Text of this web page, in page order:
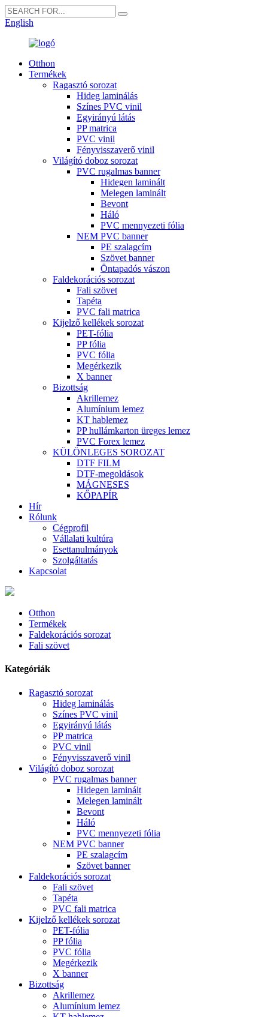
English
Otthon
Termékek
Ragasztó sorozat
Hideg laminálás
Színes PVC vinil
Egyirányú látás
PP matrica
PVC vinil
Fényvisszaverő vinil
Világító doboz sorozat
PVC rugalmas banner
Hidegen laminált
Melegen laminált
Bevont
Háló
PVC mennyezeti fólia
NEM PVC banner
PE szalagcím
Szövet banner
Öntapadós vászon
Faldekorációs sorozat
Fali szövet
Tapéta
PVC fali matrica
Kijelző kellékek sorozat
PET-fólia
PP fólia
PVC fólia
Megérkezik
X banner
Bizottság
Akrillemez
Alumínium lemez
KT hablemez
PP hullámkarton üreges lemez
PVC Forex lemez
KÜLÖNLEGES SOROZAT
DTF FILM
DTF-megoldások
MÁGNESES
KŐPAPÍR
Hír
Rólunk
Cégprofil
Vállalati kultúra
Esettanulmányok
Szolgáltatás
Kapcsolat
Otthon
Termékek
Faldekorációs sorozat
Fali szövet
Kategóriák
Ragasztó sorozat
Hideg laminálás
Színes PVC vinil
Egyirányú látás
PP matrica
PVC vinil
Fényvisszaverő vinil
Világító doboz sorozat
PVC rugalmas banner
Hidegen laminált
Melegen laminált
Bevont
Háló
PVC mennyezeti fólia
NEM PVC banner
PE szalagcím
Szövet banner
Faldekorációs sorozat
Fali szövet
Tapéta
PVC fali matrica
Kijelző kellékek sorozat
PET-fólia
PP fólia
PVC fólia
Megérkezik
X banner
Bizottság
Akrillemez
Alumínium lemez